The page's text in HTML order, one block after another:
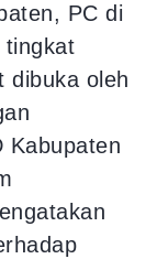
PC di
tingkat
dibuka oleh
Kabupaten